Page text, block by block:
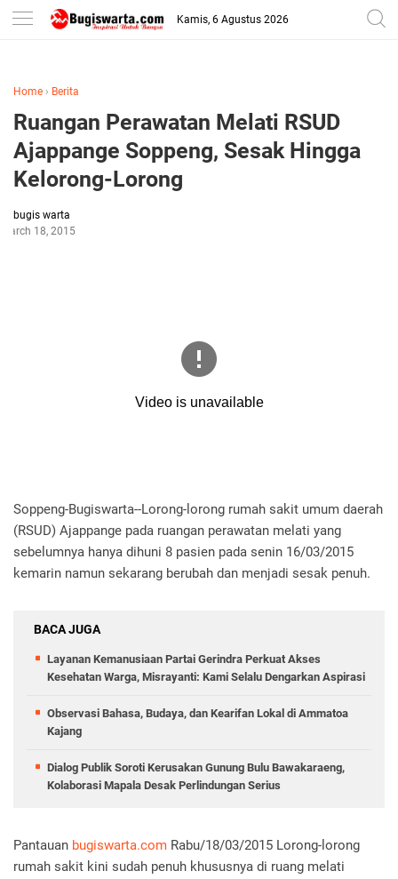
-->
Kamis, 6 Agustus 2026
Home › Berita
Ruangan Perawatan Melati RSUD
Ajappange Soppeng, Sesak Hingga
Kelorong-Lorong
bugis warta
March 18, 2015
Soppeng-Bugiswarta--Lorong-lorong rumah sakit umum daerah
(RSUD) Ajappange pada ruangan perawatan melati yang
sebelumnya hanya dihuni 8 pasien pada senin 16/03/2015
kemarin namun sekarang berubah dan menjadi sesak penuh.
BACA JUGA
Layanan Kemanusiaan Partai Gerindra Perkuat Akses
Kesehatan Warga, Misrayanti: Kami Selalu Dengarkan Aspirasi
Observasi Bahasa, Budaya, dan Kearifan Lokal di Ammatoa
Kajang
Dialog Publik Soroti Kerusakan Gunung Bulu Bawakaraeng,
Kolaborasi Mapala Desak Perlindungan Serius
Pantauan bugiswarta.com Rabu/18/03/2015 Lorong-lorong
rumah sakit kini sudah penuh khususnya di ruang melati